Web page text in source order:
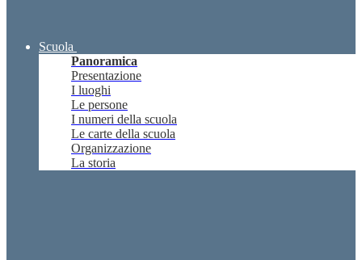
Scuola
Panoramica
Presentazione
I luoghi
Le persone
I numeri della scuola
Le carte della scuola
Organizzazione
La storia